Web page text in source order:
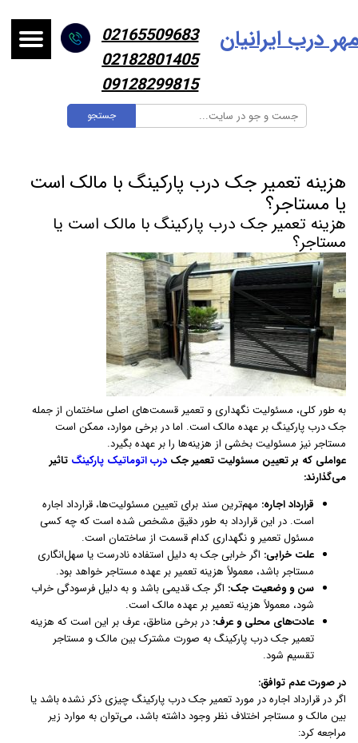
جستجو
درب ایرانیان
02165509683
02182801405
09128299815
هزینه تعمیر جک درب پارکینگ با مالک است
یا مستاجر؟
هزینه تعمیر جک درب پارکینگ با مالک است یا
مستاجر؟
به طور کلی، مسئولیت نگهداری و تعمیر قسمت‌های اصلی ساختمان از جمله
جک درب پارکینگ بر عهده مالک است. اما در برخی موارد، ممکن است
مستاجر نیز مسئولیت بخشی از هزینه‌ها را بر عهده بگیرد.
عواملی که بر تعیین مسئولیت تعمیر جک درب اتوماتیک پارکینگ تاثیر
می‌گذارند:
قرارداد اجاره: مهم‌ترین سند برای تعیین مسئولیت‌ها، قرارداد اجاره
است. در این قرارداد به طور دقیق مشخص شده است که چه کسی
مسئول تعمیر و نگهداری کدام قسمت از ساختمان است.
علت خرابی: اگر خرابی جک به دلیل استفاده نادرست یا سهل‌انگاری
مستاجر باشد، معمولاً هزینه تعمیر بر عهده مستاجر خواهد بود.
سن و وضعیت جک: اگر جک قدیمی باشد و به دلیل فرسودگی خراب
شود، معمولاً هزینه تعمیر بر عهده مالک است.
عادت‌های محلی و عرف: در برخی مناطق، عرف بر این است که هزینه
تعمیر جک درب پارکینگ به صورت مشترک بین مالک و مستاجر
تقسیم شود.
در صورت عدم توافق:
اگر در قرارداد اجاره در مورد تعمیر جک درب پارکینگ چیزی ذکر نشده باشد یا
بین مالک و مستاجر اختلاف نظر وجود داشته باشد، می‌توان به موارد زیر
مراجعه کرد: